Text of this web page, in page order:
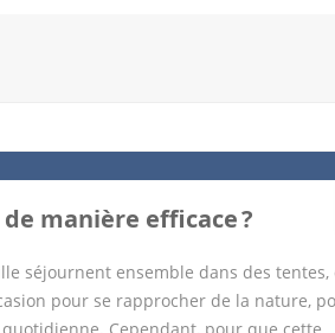
la fourchette de prix, la localisation
fonctionnalités, vous serez en mesure
initial. En outre, les avis laissés par
manière efficace ?
séjournent ensemble dans des tentes,
pour se rapprocher de la nature,